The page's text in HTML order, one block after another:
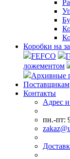
Коробки на
FEFCO
ложементом
Архивные
Поставщикам
Контакты
Адрес и
пн.-пт: